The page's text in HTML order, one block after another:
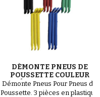
DÉMONTE PNEUS DE
POUSSETTE COULEUR
ALÉATOIRE 1 LOT DE 3
PIÈCES
Démonte Pneus Pour Pneus de
Poussette. 3 pièces en plastique